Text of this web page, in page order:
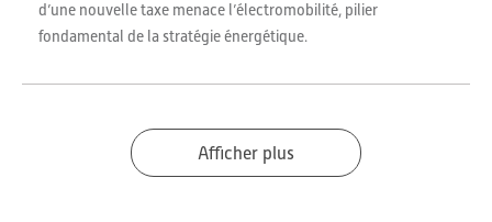
d’une nouvelle taxe menace l’électromobilité, pilier
fondamental de la stratégie énergétique.
Afficher plus